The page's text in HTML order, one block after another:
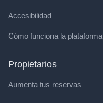
Accesibilidad
Cómo funciona la plataforma
Propietarios
Aumenta tus reservas